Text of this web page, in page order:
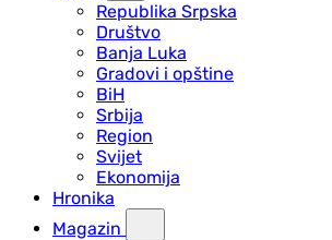
Republika Srpska
Društvo
Banja Luka
Gradovi i opštine
BiH
Srbija
Region
Svijet
Ekonomija
Hronika
Magazin